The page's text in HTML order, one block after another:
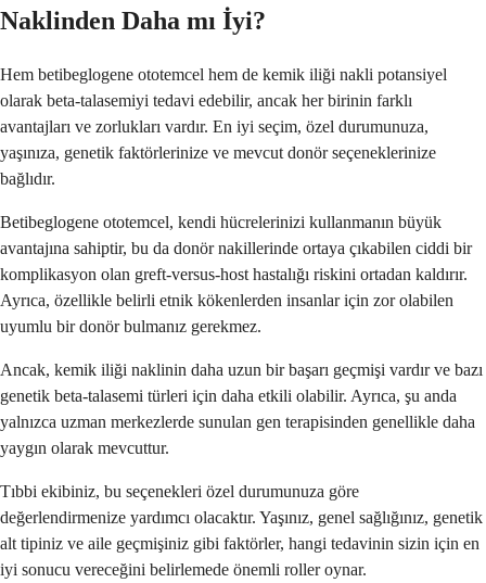
Naklinden Daha mı İyi?
Hem betibeglogene ototemcel hem de kemik iliği nakli potansiyel
olarak beta-talasemiyi tedavi edebilir, ancak her birinin farklı
avantajları ve zorlukları vardır. En iyi seçim, özel durumunuza,
yaşınıza, genetik faktörlerinize ve mevcut donör seçeneklerinize
bağlıdır.
Betibeglogene ototemcel, kendi hücrelerinizi kullanmanın büyük
avantajına sahiptir, bu da donör nakillerinde ortaya çıkabilen ciddi bir
komplikasyon olan greft-versus-host hastalığı riskini ortadan kaldırır.
Ayrıca, özellikle belirli etnik kökenlerden insanlar için zor olabilen
uyumlu bir donör bulmanız gerekmez.
Ancak, kemik iliği naklinin daha uzun bir başarı geçmişi vardır ve bazı
genetik beta-talasemi türleri için daha etkili olabilir. Ayrıca, şu anda
yalnızca uzman merkezlerde sunulan gen terapisinden genellikle daha
yaygın olarak mevcuttur.
Tıbbi ekibiniz, bu seçenekleri özel durumunuza göre
değerlendirmenize yardımcı olacaktır. Yaşınız, genel sağlığınız, genetik
alt tipiniz ve aile geçmişiniz gibi faktörler, hangi tedavinin sizin için en
iyi sonucu vereceğini belirlemede önemli roller oynar.